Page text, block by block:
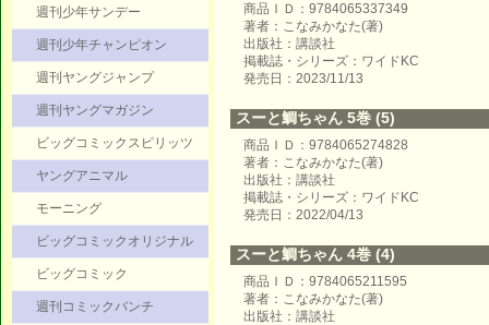
週刊少年サンデー
週刊少年チャンピオン
週刊ヤングジャンプ
週刊ヤングマガジン
ビッグコミックスピリッツ
ヤングアニマル
モーニング
ビッグコミックオリジナル
ビッグコミック
週刊コミックバンチ
商品ＩＤ：9784065337349
著者：こなみかなた(著)
出版社：講談社
掲載誌・シリーズ：ワイドKC
発売日：2023/11/13
スーと鯛ちゃん 5巻 (5)
商品ＩＤ：9784065274828
著者：こなみかなた(著)
出版社：講談社
掲載誌・シリーズ：ワイドKC
発売日：2022/04/13
スーと鯛ちゃん 4巻 (4)
商品ＩＤ：9784065211595
著者：こなみかなた(著)
出版社：講談社